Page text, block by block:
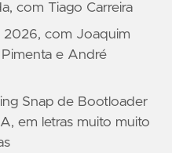
com Tiago Carreira
com Joaquim
Pimenta e André
Snap de Bootloader
em letras muito muito